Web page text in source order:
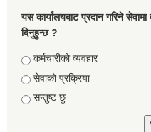
यस कार्यालयबाट प्रदान गरिने
दिनुहुन्छ ?
Choices
कर्मचारीको व्यवहार
सेवाको प्रक्रिया
सन्तुष्ट छु